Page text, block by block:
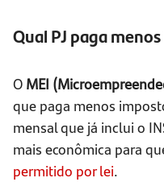
Qual PJ paga
O MEI
que paga menos
mensal que já inclui o
mais econômica para
permitido por lei.